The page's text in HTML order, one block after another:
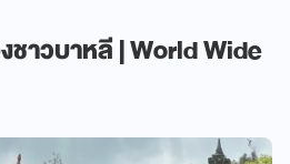
าวบาหลี | World Wide